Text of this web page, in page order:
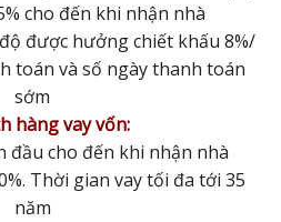
cho đến khi nhận nhà
được hưởng chiết khấu 8%/
toán và số ngày thanh toán
sớm
hàng vay vốn:
đầu cho đến khi nhận nhà
Thời gian vay tối đa tới 35
năm